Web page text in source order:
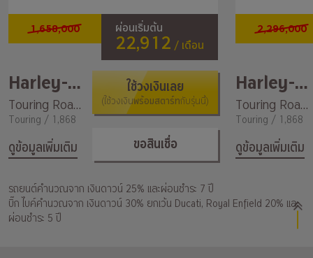
1,658,000 ผ่อนเริ่มต้น
22,912 / เดือน
Harley-Davidson
Touring Road glide special
Touring / 1,868
ดูข้อมูลเพิ่มเติม
ใช้วงเงินเลย
(ใช้วงเงินพร้อมสตาร์ทกับรุ่นนี้)
ขอสินเชื่อ
2,296,000
Harley-Davidson
Touring Road Glide Ultra My2019
Touring / 1,868
ดูข้อมูลเพิ่มเติม
รถยนต์คำนวณจาก เงินดาวน์ 25% และผ่อนชำระ 7 ปี
บิ๊ก ไบค์คำนวณจาก เงินดาวน์ 30% ยกเว้น Ducati, Royal Enfield 20% และ
ผ่อนชำระ 5 ปี